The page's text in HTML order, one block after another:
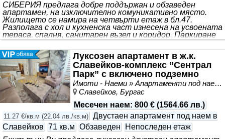
СИБЕРИЯ предлага добре поддържан и обзаведен
апартамен, на изключително комуникативно място.
Жилището се намира на четвърти етаж в бл.47.
Разполага с хол и кухненска част изнесена на усвоената
тераса, спалня, санитарен възел и коридор. Паркиране
на паркинзите иколо блока. В наемната цена са
включени телевизия и интернет.
Луксозен апартамент в ж.к.
Славейков-комплекс ”Сентрал
Парк” с включено подземно
паркомясто.
Имоти - Наеми » Апартаменти под наем
Славейков, Бургас
Месечен наем: 800 € (1564.66 лв.)
11.27 €/кв.м (22.04 лв./кв.м) Двустаен апартамент под наем в
Славейков 71 кв.м Обзаведен
Непоследен етаж